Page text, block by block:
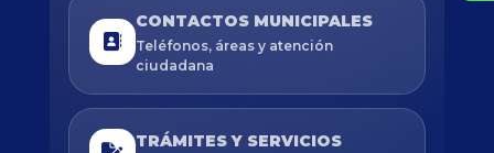
CONTACTOS MUNICIPALES
Teléfonos, áreas y atención
ciudadana
TRÁMITES Y SERVICIOS